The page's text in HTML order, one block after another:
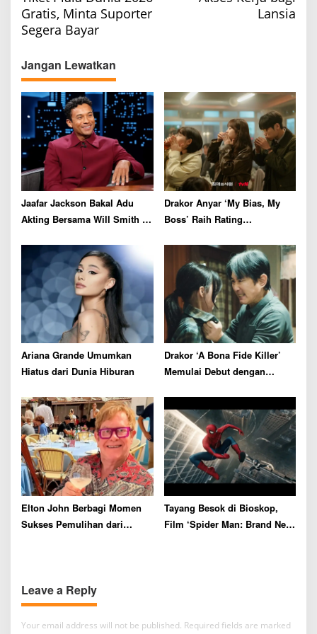
t
n
v
i
g
a
t
i
o
n
Gratis, Minta Suporter
Segera Bayar
Lansia
Jangan Lewatkan
Jaafar Jackson Bakal Adu
Akting Bersama Will Smith di
Drakor Anyar ‘My Bias, My
Boss’ Raih Rating
Ariana Grande Umumkan
Hiatus dari Dunia Hiburan
Drakor ‘A Bona Fide Killer’
Memulai Debut dengan
Elton John Berbagi Momen
Sukses Pemulihan dari
Tayang Besok di Bioskop,
Film ‘Spider Man: Brand New
Leave a Reply
Your email address will not be published. Required fields are marked